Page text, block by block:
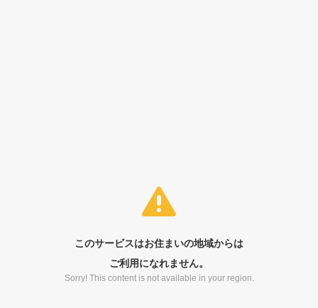
このサービスはお住まいの地域からは
ご利用になれません。
Sorry! This content is not available in your region.